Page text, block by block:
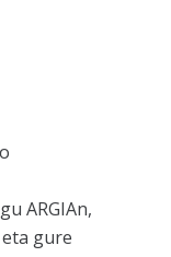
ARGIAn,
gure